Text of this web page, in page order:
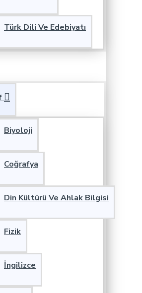
Türk Dili Ve Edebiyatı
Biyoloji
Coğrafya
Din Kültürü Ve Ahlak Bilgisi
Fizik
İngilizce